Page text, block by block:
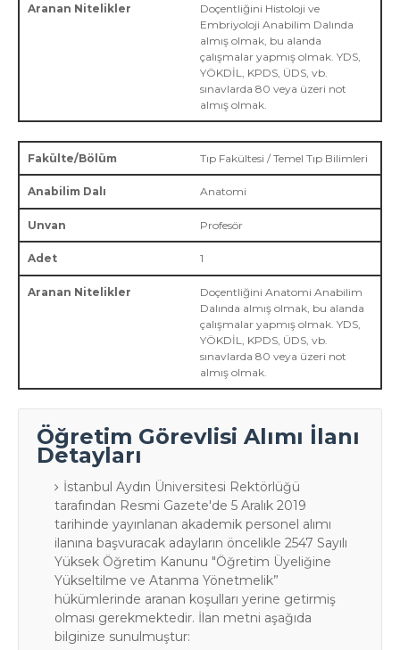
Doçentliğini Histoloji ve
Embriyoloji Anabilim Dalında
almış olmak, bu alanda
çalışmalar yapmış olmak. YDS,
YÖKDİL, KPDS, ÜDS, vb.
sınavlarda 80 veya üzeri not
almış olmak.
Tıp Fakültesi / Temel Tıp Bilimleri
Anatomi
Profesör
1
Doçentliğini Anatomi Anabilim
Dalında almış olmak, bu alanda
çalışmalar yapmış olmak. YDS,
YÖKDİL, KPDS, ÜDS, vb.
sınavlarda 80 veya üzeri not
almış olmak.
Öğretim Görevlisi Alımı İlanı
Detayları
İstanbul Aydın Üniversitesi Rektörlüğü
tarafından Resmi Gazete'de 5 Aralık 2019
tarihinde yayınlanan akademik personel alımı
ilanına başvuracak adayların öncelikle 2547 Sayılı
Yüksek Öğretim Kanunu "Öğretim Üyeliğine
Yükseltilme ve Atanma Yönetmelik”
hükümlerinde aranan koşulları yerine getirmiş
olması gerekmektedir. İlan metni aşağıda
bilginize sunulmuştur: